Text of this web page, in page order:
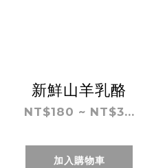
新鮮山羊乳酪
NT$180 ~ NT$3...
加入購物車